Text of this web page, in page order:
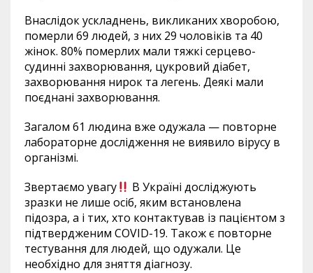
Внаслідок ускладнень, викликаних хворобою,
померли 69 людей, з них 29 чоловіків та 40
жінок. 80% померлих мали тяжкі серцево-
судинні захворювання, цукровий діабет,
захворювання нирок та легень. Деякі мали
поєднані захворювання.
Загалом 61 людина вже одужала — повторне
лабораторне дослідження не виявило вірусу в
організмі.
Звертаємо увагу
В Україні досліджують
зразки не лише осіб, яким встановлена
підозра, а і тих, хто контактував із пацієнтом з
підтвердженим COVID-19. Також є повторне
тестування для людей, що одужали. Це
необхідно для зняття діагнозу.